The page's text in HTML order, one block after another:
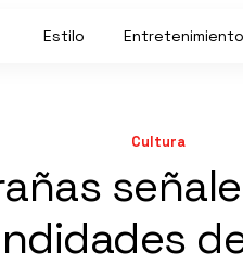
Estilo Entretenimiento
Cultura